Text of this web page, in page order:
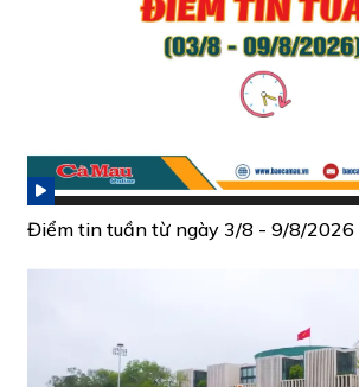
Điểm tin tuần từ ngày 3/8 - 9/8/2026